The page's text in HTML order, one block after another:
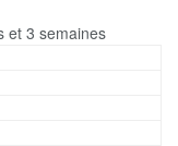
et 3 semaines